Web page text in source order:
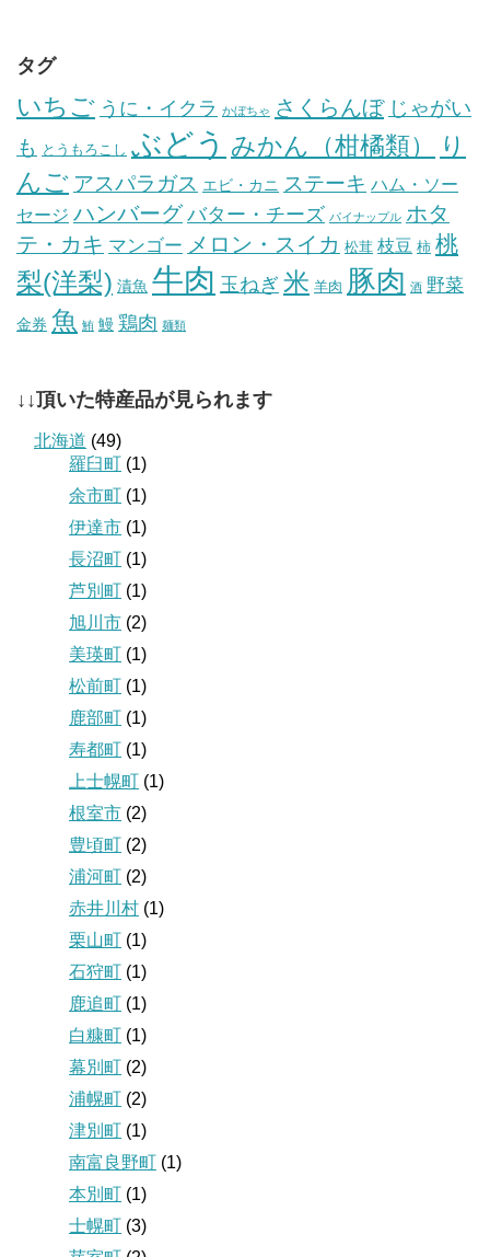
タグ
いちご うに・イクラ かぼちゃ さくらんぼ じゃがい
も とうもろこし ぶどう みかん（柑橘類）
り
んご アスパラガス エビ・カニ ステーキ ハム・ソー
セージ ハンバーグ バター・チーズ パイナップル ホタ
テ・カキ マンゴー メロン・スイカ 松茸 枝豆 柿 桃
梨(洋梨) 漬魚 牛肉 玉ねぎ 米 羊肉 豚肉 酒 野菜
金券 魚 鮪 鰻 鶏肉 麺類
↓↓頂いた特産品が見られます
北海道 (49)
羅臼町 (1)
余市町 (1)
伊達市 (1)
長沼町 (1)
芦別町 (1)
旭川市 (2)
美瑛町 (1)
松前町 (1)
鹿部町 (1)
寿都町 (1)
上士幌町 (1)
根室市 (2)
豊頃町 (2)
浦河町 (2)
赤井川村 (1)
栗山町 (1)
石狩町 (1)
鹿追町 (1)
白糠町 (1)
幕別町 (2)
浦幌町 (2)
津別町 (1)
南富良野町 (1)
本別町 (1)
士幌町 (3)